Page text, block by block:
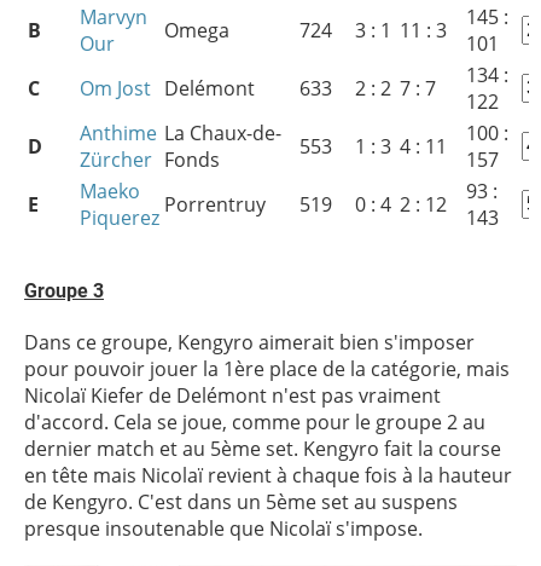
B
Marvyn
Our
Omega 724 3 : 1 11 : 3
145 :
101
C
Om Jost Delémont 633 2 : 2 7 : 7
134 :
122
D
Anthime
Zürcher
La Chaux-de-
Fonds
553 1 : 3 4 : 11
100 :
157
E
Maeko
Piquerez Porrentruy 519 0 : 4 2 : 12
93 :
143
Groupe 3
Dans ce groupe, Kengyro aimerait bien s'imposer
pour pouvoir jouer la 1ère place de la catégorie, mais
Nicolaï Kiefer de Delémont n'est pas vraiment
d'accord. Cela se joue, comme pour le groupe 2 au
dernier match et au 5ème set. Kengyro fait la course
en tête mais Nicolaï revient à chaque fois à la hauteur
de Kengyro. C'est dans un 5ème set au suspens
presque insoutenable que Nicolaï s'impose.